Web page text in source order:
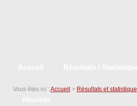
Vous êtes ici : Accueil > Résultats et statistique